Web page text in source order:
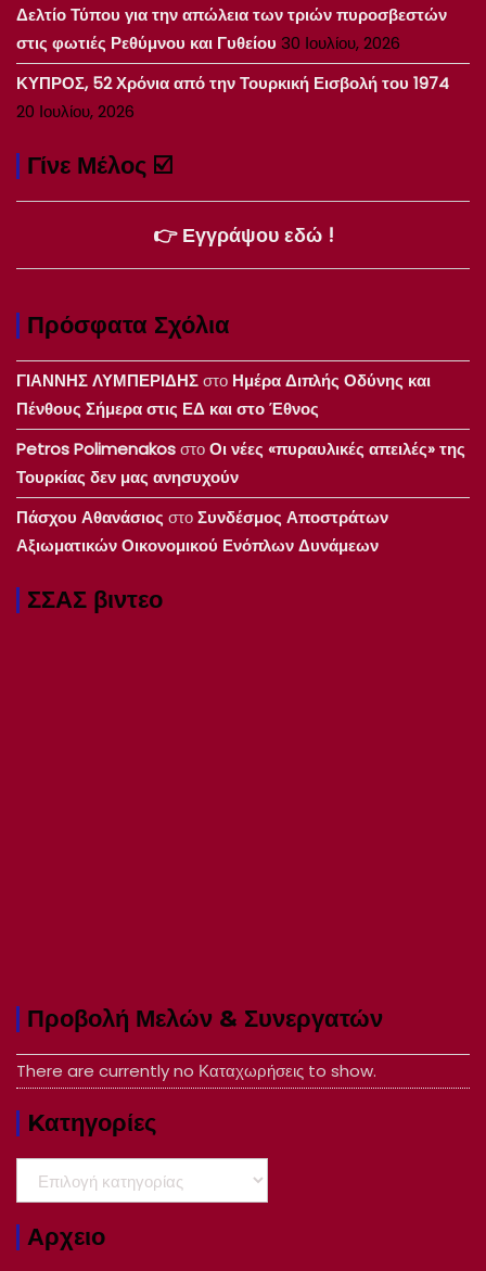
Δελτίο Τύπου για την απώλεια των τριών πυροσβεστών
στις φωτιές Ρεθύμνου και Γυθείου 30 Ιουλίου, 2026
ΚΥΠΡΟΣ, 52 Χρόνια από την Τουρκική Εισβολή του 1974
20 Ιουλίου, 2026
Γίνε Μέλος ☑️
👉 Εγγράψου εδώ !
Πρόσφατα Σχόλια
ΓΙΑΝΝΗΣ ΛΥΜΠΕΡΙΔΗΣστο Ημέρα Διπλής Οδύνης και
Πένθους Σήμερα στις ΕΔ και στο Έθνος
Petros PolimenakosστοΟι νέες «πυραυλικές απειλές» της
Τουρκίας δεν μας ανησυχούν
Πάσχου Αθανάσιος στοΣυνδέσμος Αποστράτων
Αξιωματικών Οικονομικού Ενόπλων Δυνάμεων
ΣΣΑΣ βιντεο
Προβολή Μελών & Συνεργατών
There are currently no Καταχωρήσεις to show.
Kατηγορίες
Kατηγορίες
Αρχειο